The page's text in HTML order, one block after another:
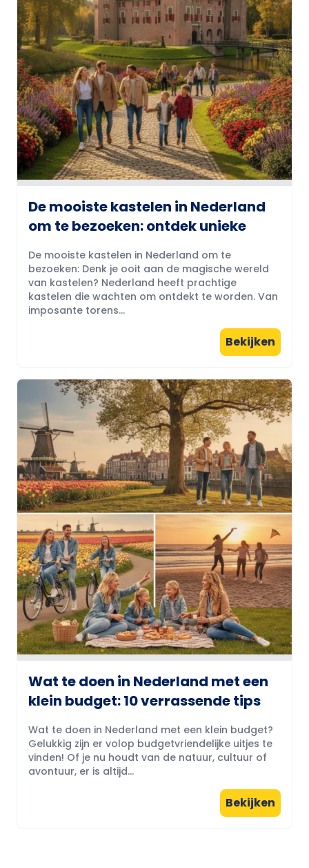
De mooiste kastelen in Nederland
om te bezoeken: ontdek unieke
De mooiste kastelen in Nederland om te
bezoeken: Denk je ooit aan de magische wereld
van kastelen? Nederland heeft prachtige
kastelen die wachten om ontdekt te worden. Van
imposante torens...
Bekijken
Wat te doen in Nederland met een
klein budget: 10 verrassende tips
Wat te doen in Nederland met een klein budget?
Gelukkig zijn er volop budgetvriendelijke uitjes te
vinden! Of je nu houdt van de natuur, cultuur of
avontuur, er is altijd...
Bekijken